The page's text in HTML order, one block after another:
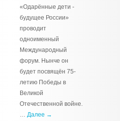
«Одарённые дети -
будущее России»
проводит
одноименный
Международный
форум. Нынче он
будет посвящён 75-
летию Победы в
Великой
Отечественной войне.
… Далее →